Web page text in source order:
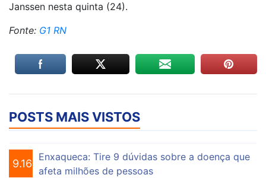
Janssen nesta quinta (24).
Fonte: G1 RN
POSTS MAIS VISTOS
9.161
Enxaqueca: Tire 9 dúvidas sobre a doença que
afeta milhões de pessoas